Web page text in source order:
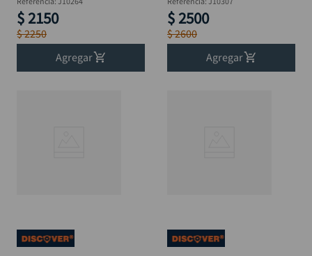
DISCOVER
$ 2150
$2250
Agregar
DISCOVER
$ 2500
$2600
Agregar